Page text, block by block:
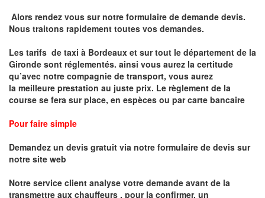
Alors rendez vous sur notre formulaire de demande devis.
Nous traitons rapidement toutes vos demandes.
Les tarifs de taxi à Bordeaux et sur tout le département de la
Gironde sont réglementés. ainsi vous aurez la certitude
qu’avec notre compagnie de transport, vous aurez
la meilleure prestation au juste prix. Le règlement de la
course se fera sur place, en espèces ou par carte bancaire
Pour faire simple
Demandez un devis gratuit via notre formulaire de devis sur
notre site web
Notre service client analyse votre demande avant de la
transmettre aux chauffeurs . pour la confirmer, un